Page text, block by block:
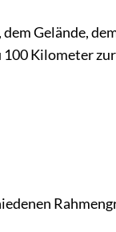
Gelände,
Kilometer